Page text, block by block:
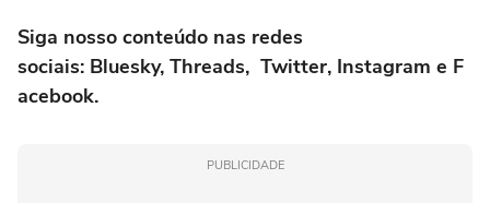
Siga nosso conteúdo nas redes
sociais: Bluesky, Threads, Twitter, Instagram e F
acebook.
PUBLICIDADE